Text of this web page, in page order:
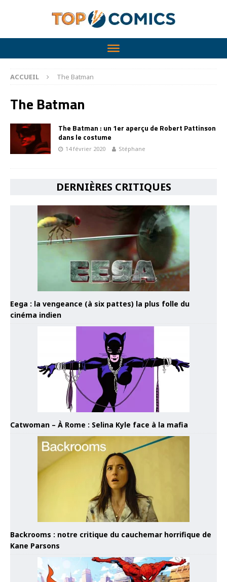
ACCUEIL The Batman
The Batman
The Batman : un 1er aperçu de Robert Pattinson
dans le costume
14 février 2020 Stéphane
DERNIÈRES CRITIQUES
Eega : la vengeance (à six pattes) la plus folle du
cinéma indien
Catwoman – À Rome : Selina Kyle face à la mafia
Backrooms : notre critique du cauchemar horrifique de
Kane Parsons